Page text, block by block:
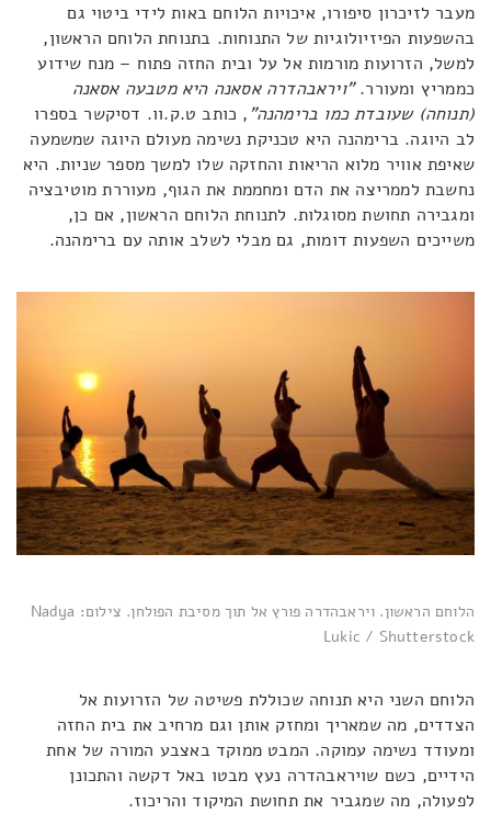
מעבר לזיכרון סיפורו, איכויות הלוחם באות לידי ביטוי גם
בהשפעות הפיזיולוגיות של התנוחות. בתנוחת הלוחם הראשון,
למשל, הזרועות מורמות אל על ובית החזה פתוח – מנח שידוע
כממריץ ומעורר."ויראבהדרה אסאנה היא מטבעה אסאנה
(תנוחה) שעובדת כמו ברימהנה", כותב ט.ק.וו. דסיקשר בספרו
לב היוגה. ברימהנה היא טכניקת נשימה מעולם היוגה שמשמעה
שאיפת אוויר מלוא הריאות והחזקה שלו למשך מספר שניות. היא
נחשבת לממריצה את הדם ומחממת את הגוף, מעוררת מוטיבציה
ומגבירה תחושת מסוגלות. לתנוחת הלוחם הראשון, אם כן,
משייכים השפעות דומות, גם מבלי לשלב אותה עם ברימהנה.
הלוחם הראשון. ויראבהדרה פורץ אל תוך מסיבת הפולחן. צילום: Nadya
Lukic / Shutterstock
הלוחם השני היא תנוחה שכוללת פשיטה של הזרועות אל
הצדדים, מה שמאריך ומחזק אותן וגם מרחיב את בית החזה
ומעודד נשימה עמוקה. המבט ממוקד באצבע המורה של אחת
הידיים, כשם שויראבהדרה נעץ מבטו באל דקשה והתכונן
לפעולה, מה שמגביר את תחושת המיקוד והריכוז.